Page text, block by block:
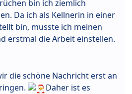
bin ich ziemlich
Da ich als Kellnerin in einer
bin, musste ich meinen
erstmal die Arbeit einstellen.
die schöne Nachricht erst an
Daher ist es